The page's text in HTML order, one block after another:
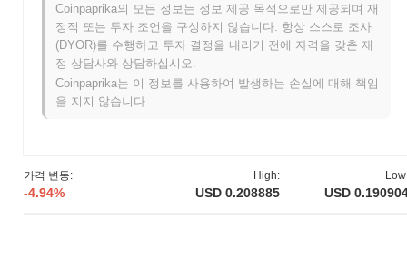
가격 변동:
-4.94%
High:
USD 0.208885 USD
XELIS는 2021년 3월에 창립 팀이 프로젝트의 비전과 기술적 프레
임워크를 설명하는 백서를 발표하면서 시작되었습니다. 이 프로젝
트는 2021년 6월에 테스트넷을 출시하여 개발자와 초기 사용자가
집하고 플랫폼을 개선하는 데 중요한 역할을 했습니다. 그 후 2021
년 12월에 메인넷이 출시되어 프로젝트가 완전 운영 블록체인으로
공정한 출시 모델을 통해 이루어져, 커뮤니티의 폭넓은 참여를 가
능하게 하고 프로젝트의 성장 기반을 마련했습니다. 이러한 이정표
Coinpaprika의 모든 정보는 정보 제공 목적으로만 제공되며 재
정적 또는 투자 조언을 구성하지 않습니다. 항상 스스로 조사
(DYOR)를 수행하고 투자 결정을 내리기 전에 자격을 갖춘 재
정 상담사와 상담하십시오.
Coinpaprika는 이 정보를 사용하여 발생하는 손실에 대해 책임
을 지지 않습니다.